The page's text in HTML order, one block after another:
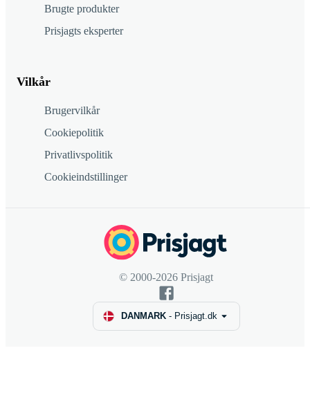
Brugte produkter
Prisjagts eksperter
Vilkår
Brugervilkår
Cookiepolitik
Privatlivspolitik
Cookieindstillinger
© 2000-2026 Prisjagt
DANMARK- Prisjagt.dk